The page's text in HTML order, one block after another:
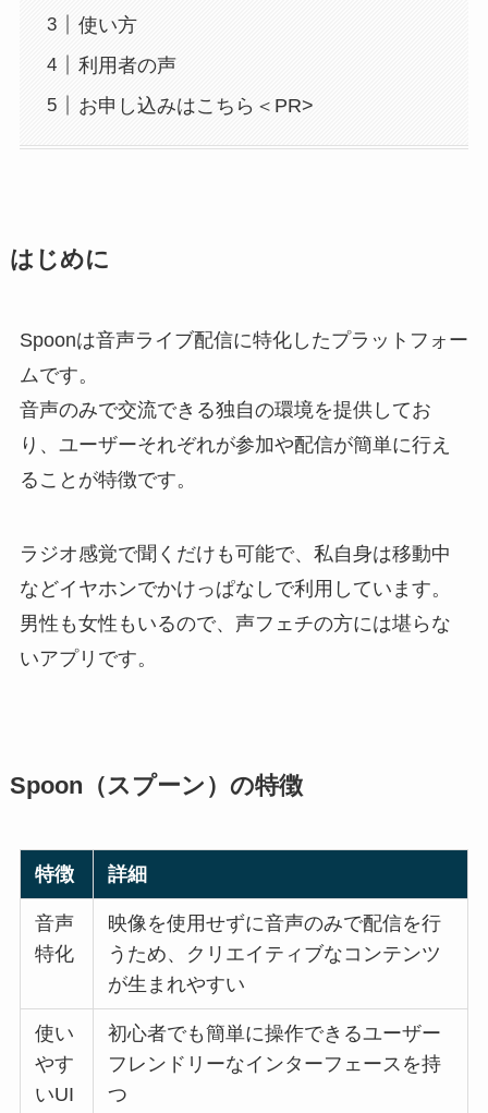
使い方
利用者の声
お申し込みはこちら＜PR>
はじめに
Spoonは音声ライブ配信に特化したプラットフォー
ムです。
音声のみで交流できる独自の環境を提供してお
り、ユーザーそれぞれが参加や配信が簡単に行え
ることが特徴です。
ラジオ感覚で聞くだけも可能で、私自身は移動中
などイヤホンでかけっぱなしで利用しています。
男性も女性もいるので、声フェチの方には堪らな
いアプリです。
Spoon（スプーン）の特徴
特徴 詳細
音声
特化
映像を使用せずに音声のみで配信を行
うため、クリエイティブなコンテンツ
が生まれやすい
使い
やす
いUI
初心者でも簡単に操作できるユーザー
フレンドリーなインターフェースを持
つ